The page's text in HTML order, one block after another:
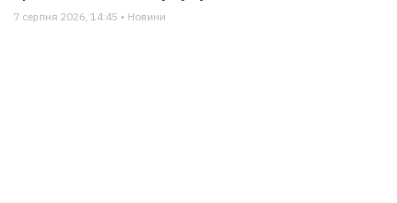
7 серпня 2026, 14:45 • Новини